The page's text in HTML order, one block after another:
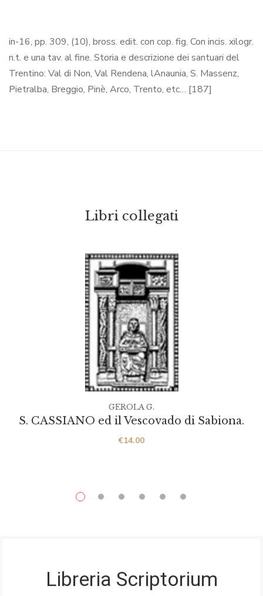
in-16, pp. 309, (10), bross. edit. con cop. fig. Con incis. xilogr.
n.t. e una tav. al fine. Storia e descrizione dei santuari del
Trentino: Val di Non, Val Rendena, lAnaunia, S. Massenz,
Pietralba, Breggio, Pinè, Arco, Trento, etc… [187]
Libri collegati
S. CASSIANO ed il Vescovado di Sabiona.
€14.00
GEROLA G.
Libreria Scriptorium